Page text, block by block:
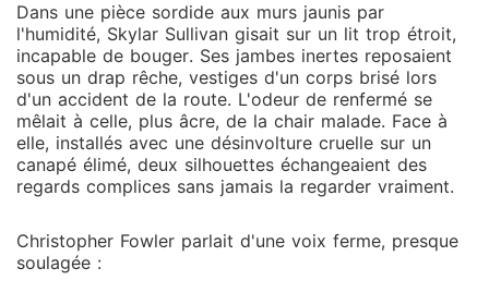
de Skylar, ils restent bouche bée. Ils tombent à
genoux et implorent sa clémence... Le jour de
l'expiration du contrat de mariage, elle laisse derrière
elle un accord de divorce lorsqu'elle assiste à des
fiançailles lors d'une cérémonie grandiose. Puis, elle
lance une diffusion en direct. « Je cherche un mari. Si
vous êtes intéressé, contactez-moi. » Des milliers de
personnes rejoignent le direct ; la vidéo de Skylar
messages, le visage d'un homme apparaît à ses
côtés. Il se tient derrière elle et lui dit : « J'ai préparé
Dans une pièce sordide aux murs jaunis par
l'humidité, Skylar Sullivan gisait sur un lit trop étroit,
incapable de bouger. Ses jambes inertes reposaient
sous un drap rêche, vestiges d'un corps brisé lors
d'un accident de la route. L'odeur de renfermé se
mêlait à celle, plus âcre, de la chair malade. Face à
elle, installés avec une désinvolture cruelle sur un
canapé élimé, deux silhouettes échangeaient des
regards complices sans jamais la regarder vraiment.
Christopher Fowler parlait d'une voix ferme, presque
soulagée :